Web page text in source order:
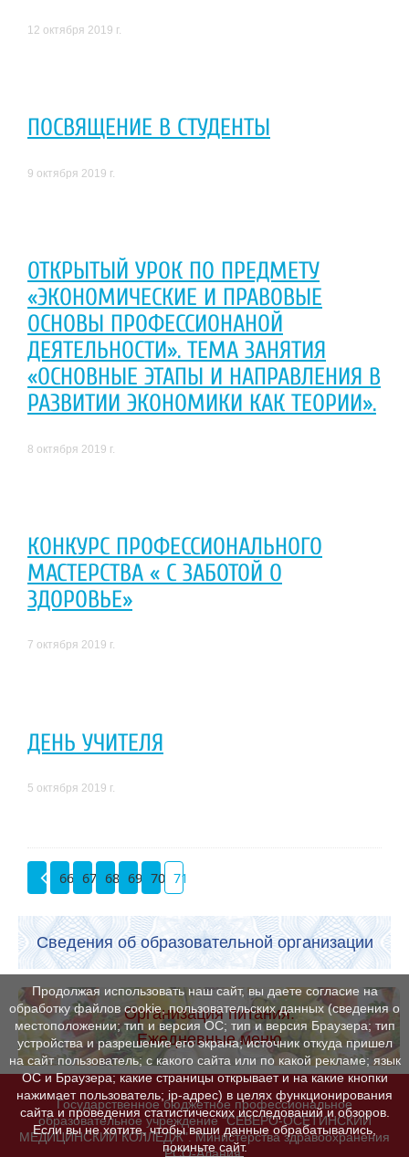
12 октября 2019 г.
ПОСВЯЩЕНИЕ В СТУДЕНТЫ
9 октября 2019 г.
ОТКРЫТЫЙ УРОК ПО ПРЕДМЕТУ
«ЭКОНОМИЧЕСКИЕ И ПРАВОВЫЕ
ОСНОВЫ ПРОФЕССИОНАНОЙ
ДЕЯТЕЛЬНОСТИ». ТЕМА ЗАНЯТИЯ
«ОСНОВНЫЕ ЭТАПЫ И НАПРАВЛЕНИЯ В
РАЗВИТИИ ЭКОНОМИКИ КАК ТЕОРИИ».
8 октября 2019 г.
КОНКУРС ПРОФЕССИОНАЛЬНОГО
МАСТЕРСТВА « С ЗАБОТОЙ О
ЗДОРОВЬЕ»
7 октября 2019 г.
ДЕНЬ УЧИТЕЛЯ
5 октября 2019 г.
66 67 68 69 70 71
Сведения об образовательной организации
Организация питания.
Ежедневные меню
Государственное бюджетное профессиональное
образовательное учреждение "СЕВЕРО-ОСЕТИНСКИЙ
МЕДИЦИНСКИЙ КОЛЛЕДЖ". Министерства здравоохранения
РСО-Алания.
Продолжая использовать наш сайт, вы даете согласие на
обработку файлов cookie, пользовательских данных (сведения о
местоположении; тип и версия ОС; тип и версия Браузера; тип
устройства и разрешение его экрана; источник откуда пришел
на сайт пользователь; с какого сайта или по какой рекламе; язык
ОС и Браузера; какие страницы открывает и на какие кнопки
нажимает пользователь; ip-адрес) в целях функционирования
сайта и проведения статистических исследований и обзоров.
Если вы не хотите, чтобы ваши данные обрабатывались,
покиньте сайт.